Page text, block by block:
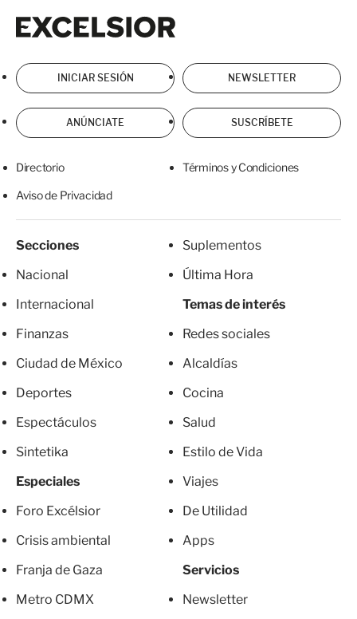
INICIAR SESIÓN NEWSLETTER
ANÚNCIATE SUSCRÍBETE
Directorio Términos y Condiciones
Aviso de Privacidad
Secciones
Nacional
Internacional
Finanzas
Ciudad de México
Deportes
Espectáculos
Sintetika
Especiales
Foro Excélsior
Crisis ambiental
Franja de Gaza
Metro CDMX
Suplementos
Última Hora
Temas de interés
Redes sociales
Alcaldías
Cocina
Salud
Estilo de Vida
Viajes
De Utilidad
Apps
Servicios
Newsletter